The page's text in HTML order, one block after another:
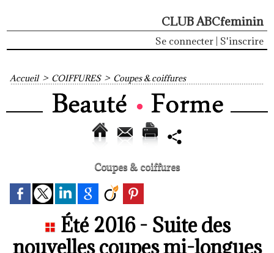
CLUB ABCfeminin
Se connecter S'inscrire
Accueil > COIFFURES > Coupes & coiffures
Coupes & coiffures
Été 2016 - Suite des
nouvelles coupes mi-longues